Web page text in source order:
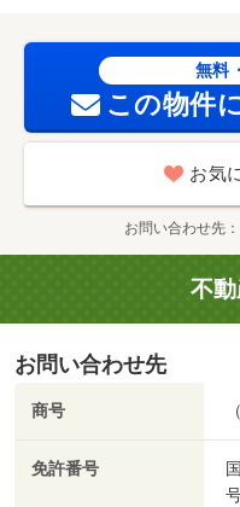
無料
この物件
お気
お問い合わせ先
不
お問い合わせ先
商号
免許番号